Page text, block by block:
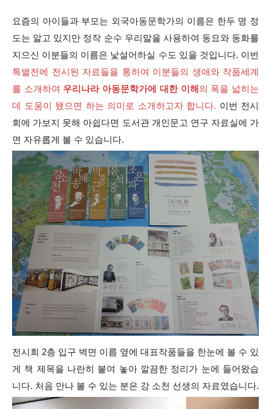
요즘의 아이들과 부모는 외국아동문학가의 이름은 한두 명 정
도는 알고 있지만 정작 순수 우리말을 사용하여 동요와 동화를
지으신 이분들의 이름은 낯설어하실 수도 있을 것입니다. 이번
특별전에 전시된 자료들을 통하여 이분들의 생애와 작품세계
를 소개하여 우리나라 아동문학가에 대한 이해 의 폭을 넓히는
데 도움이 됐으면 하는 의미로 소개하고자 합니다. 이번 전시
회에 가보지 못해 아쉽다면 도서관 개인문고 연구 자료실에 가
면 자유롭게 볼 수 있습니다.
전시회 2층 입구 벽면 이름 옆에 대표작품들을 한눈에 볼 수 있
게 책 제목을 나란히 붙여 놓아 깔끔한 정리가 눈에 들어왔습
니다. 처음 만나 볼 수 있는 분은 강 소천 선생의 자료였습니다.